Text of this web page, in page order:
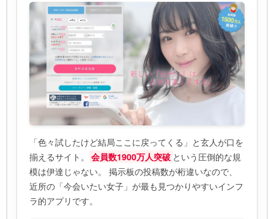
「色々試したけど結局ここに戻ってくる」と玄人が口を
揃えるサイト。
会員数1900万人突破 という圧倒的な規
模は伊達じゃない。 掲示板の投稿数が桁違いなので、
近所の「今会いたい女子」が最も見つかりやすいインフ
ラ的アプリです。